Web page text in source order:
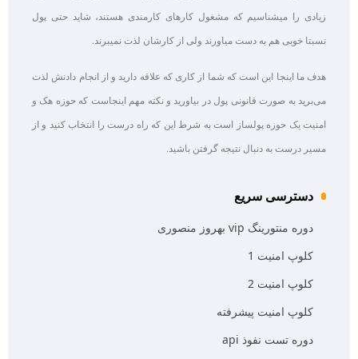
زیادی را میشناسیم که مشغول کارهای کارمندی هستند، شاید حتی پول
نسبتا خوبی هم به دست میاورند ولی از کارشان لذت نمیبرند.
هدف ما اینجا این است که شما از کاری که علاقه‌ دارید و از انجام دادنش لذت
می‌برید به صورت قانونی پول در بیاورید و نکته مهم اینجاست که حوزه هک و
امنیت یک حوزه پولساز است به شرط این که راه درست را انتخاب کنید و از
مسیر درست به دنبال نتیجه گرفتن باشید.
دسترسی سریع
دوره منتورینگ vip بهروز منصوری
کلوپ امنیت 1
کلوپ امنیت 2
کلوپ امنیت پیشرفته
دوره تست نفوذ api